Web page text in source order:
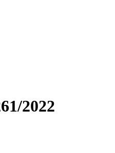
2022